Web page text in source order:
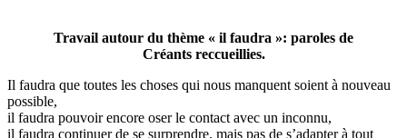
Travail autour du thème « il faudra »: paroles de
Créants reccueillies.
Il faudra que toutes les choses qui nous manquent soient à nouveau
possible,
il faudra pouvoir encore oser le contact avec un inconnu,
il faudra continuer de se surprendre, mais pas de s’adapter à tout